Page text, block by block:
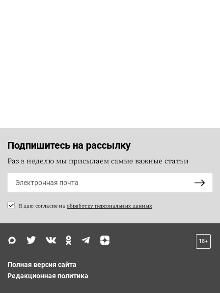
Подпишитесь на рассылку
Раз в неделю мы присылаем самые важные статьи
Я даю согласие на обработку персональных данных
18+
Полная версия сайта
Редакционная политика